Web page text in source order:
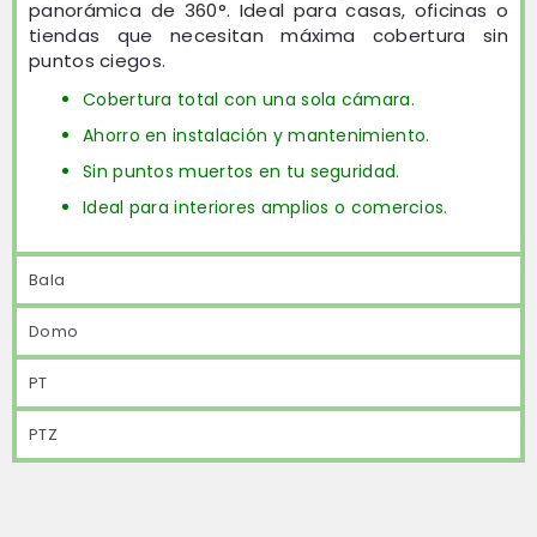
panorámica de 360°. Ideal para casas, oficinas o
tiendas que necesitan máxima cobertura sin
puntos ciegos.
Cobertura total con una sola cámara.
Ahorro en instalación y mantenimiento.
Sin puntos muertos en tu seguridad.
Ideal para interiores amplios o comercios.
Bala
Domo
PT
PTZ